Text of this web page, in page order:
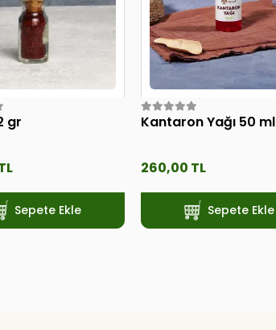
gr
Sepete Ekle
Kantaron Yağı 50 ml
260,00 TL
Sepete Ekle